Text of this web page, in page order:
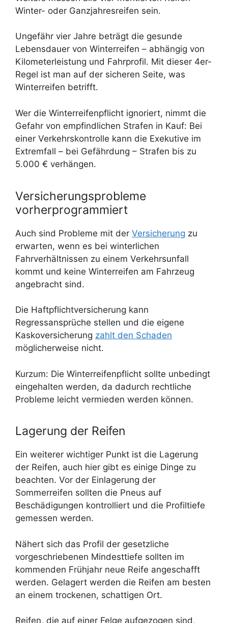
Winter- oder Ganzjahresreifen sein.
Ungefähr vier Jahre beträgt die gesunde
Lebensdauer von Winterreifen – abhängig von
Kilometerleistung und Fahrprofil. Mit dieser 4er-
Regel ist man auf der sicheren Seite, was
Winterreifen betrifft.
Wer die Winterreifenpflicht ignoriert, nimmt die
Gefahr von empfindlichen Strafen in Kauf: Bei
einer Verkehrskontrolle kann die Exekutive im
Extremfall – bei Gefährdung – Strafen bis zu
5.000 € verhängen.
Versicherungsprobleme
vorherprogrammiert
Auch sind Probleme mit der Versicherung zu
erwarten, wenn es bei winterlichen
Fahrverhältnissen zu einem Verkehrsunfall
kommt und keine Winterreifen am Fahrzeug
angebracht sind.
Die Haftpflichtversicherung kann
Regressansprüche stellen und die eigene
Kaskoversicherung zahlt den Schaden
möglicherweise nicht.
Kurzum: Die Winterreifenpflicht sollte unbedingt
eingehalten werden, da dadurch rechtliche
Probleme leicht vermieden werden können.
Lagerung der Reifen
Ein weiterer wichtiger Punkt ist die Lagerung
der Reifen, auch hier gibt es einige Dinge zu
beachten. Vor der Einlagerung der
Sommerreifen sollten die Pneus auf
Beschädigungen kontrolliert und die Profiltiefe
gemessen werden.
Nähert sich das Profil der gesetzliche
vorgeschriebenen Mindesttiefe sollten im
kommenden Frühjahr neue Reife angeschafft
werden. Gelagert werden die Reifen am besten
an einem trockenen, schattigen Ort.
Reifen, die auf einer Felge aufgezogen sind,